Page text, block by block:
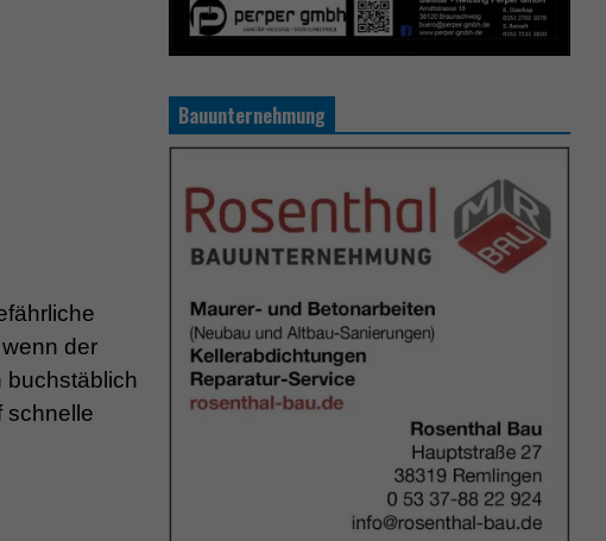
der
buchstäblich
schnelle
Bauunternehmung